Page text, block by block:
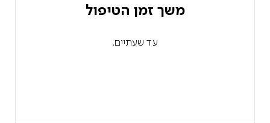
משך זמן הטיפול
עד שעתיים.